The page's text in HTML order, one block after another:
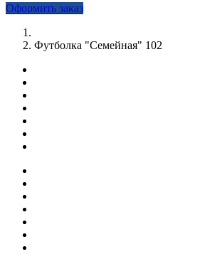
Оформить заказ
Футболка "Семейная" 102